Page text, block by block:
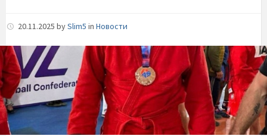
20.11.2025 bySlim5 in Новости
Пожарный-
из-
Новосибирской-
области-
стал-
призером-